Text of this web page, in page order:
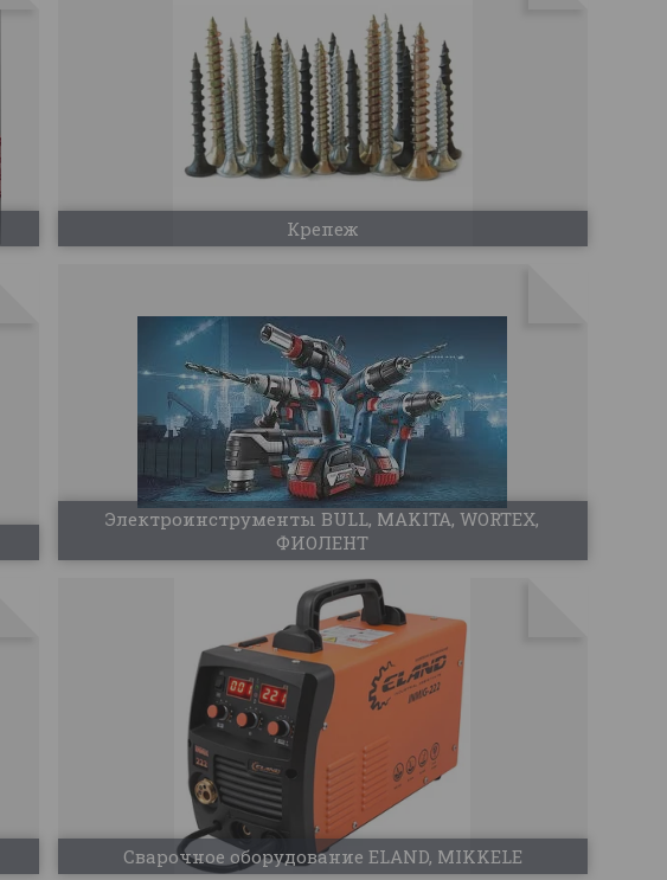
Крепеж
Электроинструменты BULL, MAKITA, WORTEX,
ФИОЛЕНТ
Сварочное оборудование ELAND, MIKKELE